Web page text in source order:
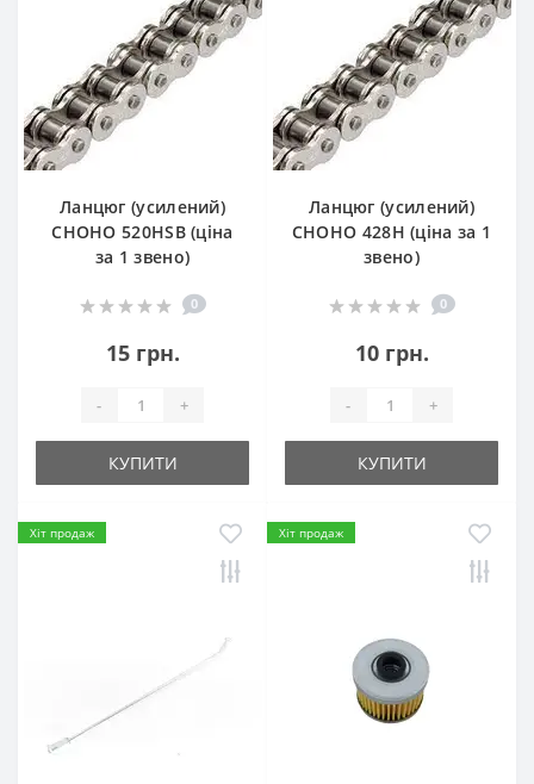
Ланцюг (усилений)
СHOHO 520HSB (ціна
за 1 звено)
0
15 грн.
- +
КУПИТИ
Ланцюг (усилений)
СHOHO 428H (ціна за 1
звено)
0
10 грн.
- +
КУПИТИ
Хіт продаж Хіт продаж